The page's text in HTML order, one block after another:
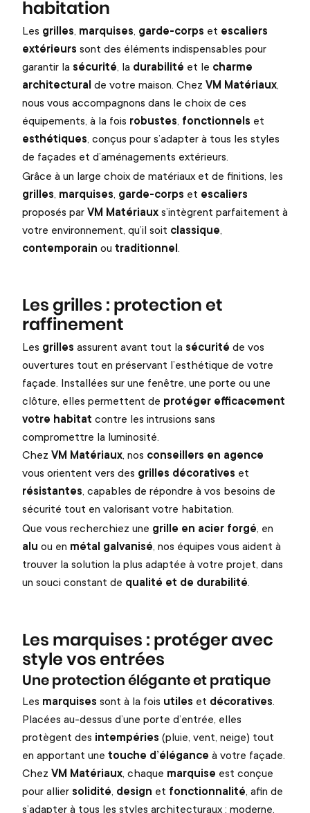
habitation
Les grilles, marquises, garde-corps et escaliers
extérieurs sont des éléments indispensables pour
garantir la sécurité, la durabilité et le charme
architectural de votre maison. Chez VM Matériaux,
nous vous accompagnons dans le choix de ces
équipements, à la fois robustes, fonctionnels et
esthétiques, conçus pour s’adapter à tous les styles
de façades et d’aménagements extérieurs.
Grâce à un large choix de matériaux et de finitions, les
grilles, marquises, garde-corps et escaliers
proposés parVM Matériauxs’intègrent parfaitement à
votre environnement, qu’il soit classique,
contemporain ou traditionnel.
Les grilles : protection et
raffinement
Les grilles assurent avant tout la sécurité de vos
ouvertures tout en préservant l’esthétique de votre
façade. Installées sur une fenêtre, une porte ou une
clôture, elles permettent de protéger efficacement
votre habitat contre les intrusions sans
compromettre la luminosité.
Chez VM Matériaux, nos conseillers en agence
vous orientent vers des grilles décoratives et
résistantes, capables de répondre à vos besoins de
sécurité tout en valorisant votre habitation.
Que vous recherchiez une grille en acier forgé, en
alu ou en métal galvanisé, nos équipes vous aident à
trouver la solution la plus adaptée à votre projet, dans
un souci constant de qualité et de durabilité.
Les marquises : protéger avec
style vos entrées
Une protection élégante et pratique
Les marquises sont à la fois utiles et décoratives.
Placées au-dessus d’une porte d’entrée, elles
protègent des intempéries (pluie, vent, neige) tout
en apportant une touche d’élégance à votre façade.
Chez VM Matériaux, chaque marquise est conçue
pour allier solidité, design et fonctionnalité, afin de
s’adapter à tous les styles architecturaux : moderne,